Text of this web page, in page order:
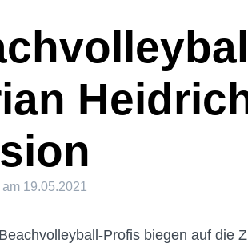
am 19.05.2021
Profis biegen auf die